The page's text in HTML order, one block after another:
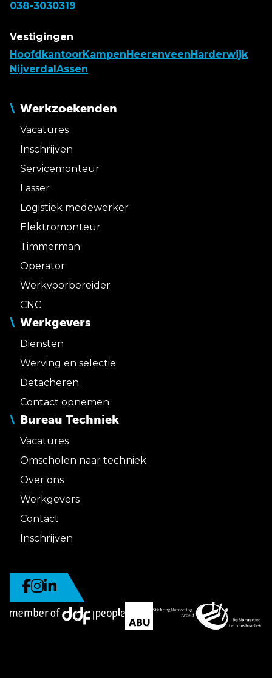
038-3030319
Vestigingen
HoofdkantoorKampen Heerenveen Harderwijk
Nijverdal Assen
Werkzoekenden
Vacatures
Inschrijven
Servicemonteur
Lasser
Logistiek medewerker
Elektromonteur
Timmerman
Operator
Werkvoorbereider
CNC
Werkgevers
Diensten
Werving en selectie
Detacheren
Contact opnemen
Bureau Techniek
Vacatures
Omscholen naar techniek
Over ons
Werkgevers
Contact
Inschrijven